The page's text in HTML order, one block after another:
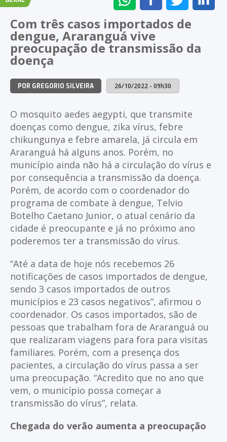
NO
WHATSAPP
NO
FACEBOOK
NO
TWITTER
Com três casos importados de
dengue, Araranguá vive
preocupação de transmissão da
doença
POR GREGORIO SILVEIRA 26/10/2022 - 09h30
O mosquito aedes aegypti, que transmite
doenças como dengue, zika vírus, febre
chikungunya e febre amarela, já circula em
Araranguá há alguns anos. Porém, no
município ainda não há a circulação do vírus e
por consequência a transmissão da doença.
Porém, de acordo com o coordenador do
programa de combate à dengue, Telvio
Botelho Caetano Junior, o atual cenário da
cidade é preocupante e já no próximo ano
poderemos ter a transmissão do vírus.
“Até a data de hoje nós recebemos 26
notificações de casos importados de dengue,
sendo 3 casos importados de outros
municípios e 23 casos negativos”, afirmou o
coordenador. Os casos importados, são de
pessoas que trabalham fora de Araranguá ou
que realizaram viagens para fora para visitas
familiares. Porém, com a presença dos
pacientes, a circulação do vírus passa a ser
uma preocupação. “Acredito que no ano que
vem, o município possa começar a
transmissão do vírus”, relata.
Chegada do verão aumenta a preocupação